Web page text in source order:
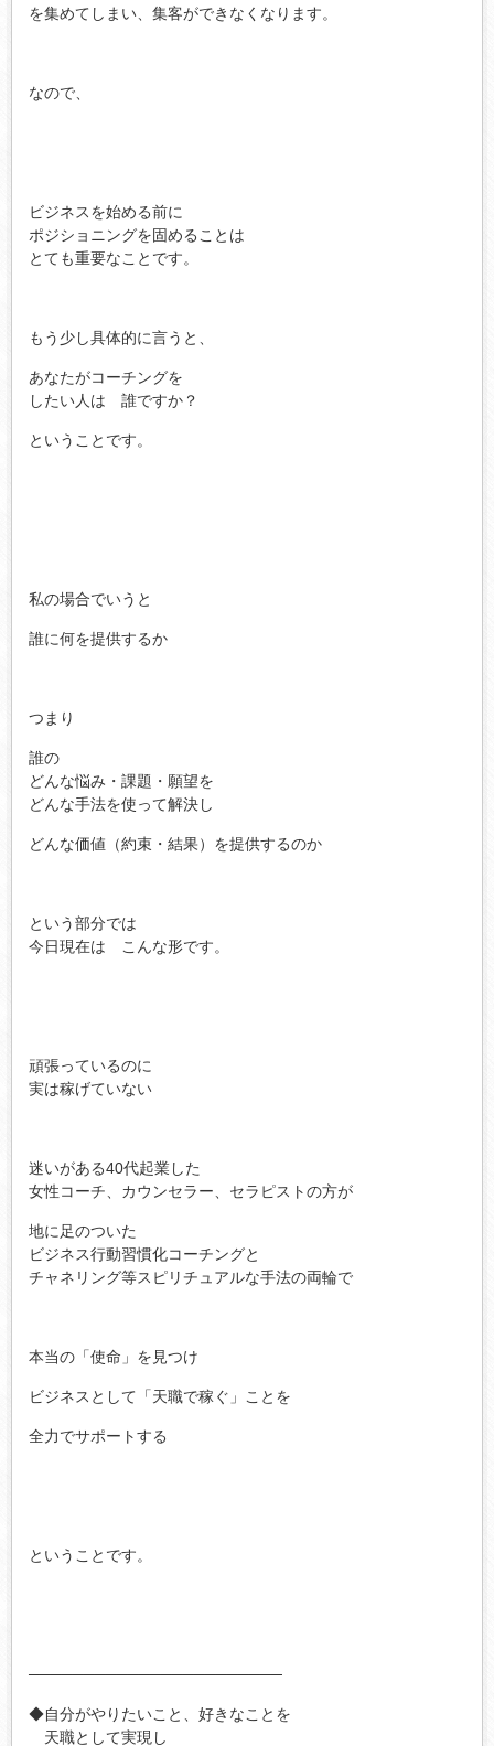
を集めてしまい、集客ができなくなります。
なので、
ビジネスを始める前に
ポジショニングを固めることは
とても重要なことです。
もう少し具体的に言うと、
あなたがコーチングを
したい人は 誰ですか？
ということです。
私の場合でいうと
誰に何を提供するか
つまり
誰の
どんな悩み・課題・願望を
どんな手法を使って解決し
どんな価値（約束・結果）を提供するのか
という部分では
今日現在は こんな形です。
頑張っているのに
実は稼げていない
迷いがある40代起業した
女性コーチ、カウンセラー、セラピストの方が
地に足のついた
ビジネス行動習慣化コーチングと
チャネリング等スピリチュアルな手法の両輪で
本当の「使命」を見つけ
ビジネスとして「天職で稼ぐ」ことを
全力でサポートする
ということです。
───────────────────────
◆自分がやりたいこと、好きなことを
天職として実現し